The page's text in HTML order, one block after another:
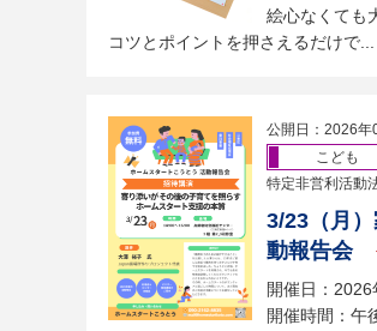
絵心なくても
コツとポイントを押さえるだけで...
公開日：2026年
こども
特定非営利活動
3/23（月
動報告会
開催日：2026
開催時間：午